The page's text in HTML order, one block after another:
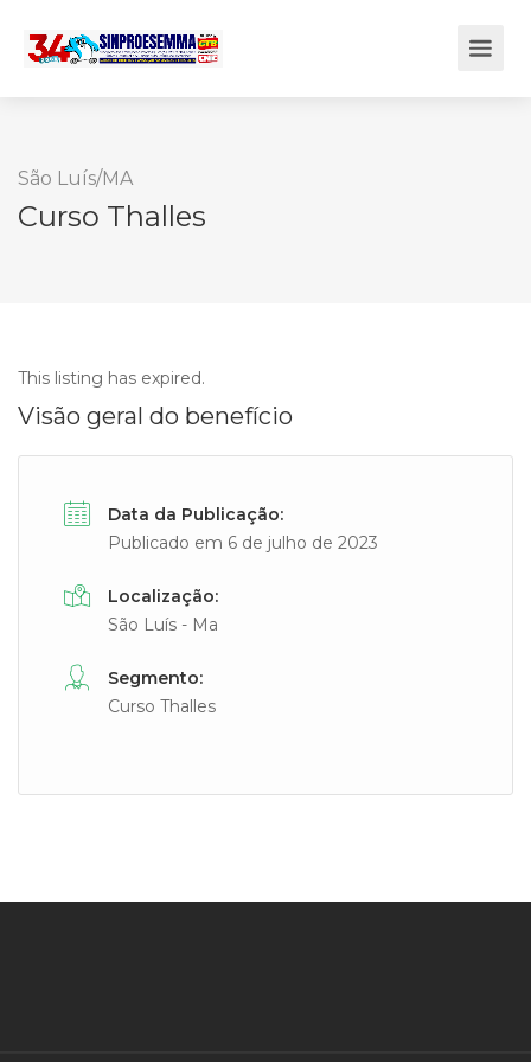
São Luís/MA
Curso Thalles
This listing has expired.
Visão geral do benefício
Data da Publicação:
Publicado em 6 de julho de 2023
Localização:
São Luís - Ma
Segmento:
Curso Thalles